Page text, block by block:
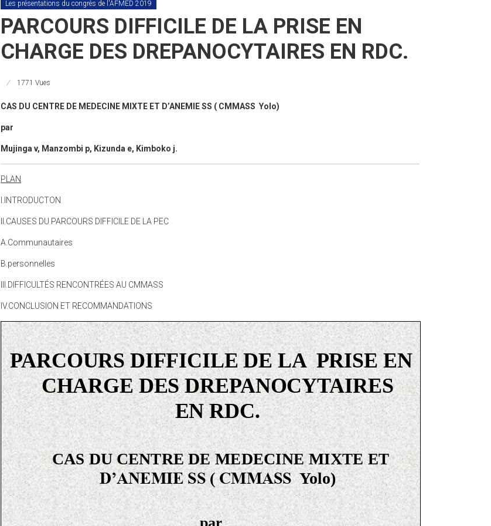
Les présentations du congrès de l'AFMED 2019
PARCOURS DIFFICILE DE LA PRISE EN
CHARGE DES DREPANOCYTAIRES EN RDC.
1771 Vues
CAS DU CENTRE DE MEDECINE MIXTE ET D’ANEMIE SS ( CMMASS Yolo)
par
Mujingav, Manzombi p, Kizunda e, Kimboko j.
PLAN
I.INTRODUCTON
II.CAUSES DU PARCOURS DIFFICILE DE LA PEC
A.Communautaires
B.personnelles
III.DIFFICULTÉS RENCONTRÉES AU CMMASS
IV.CONCLUSION ET RECOMMANDATIONS